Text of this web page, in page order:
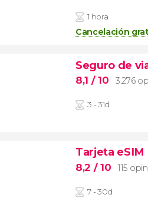
1 hora
Cancelación
Seguro de
8,1 / 10 3.276
3 - 31d
Tarjeta eSIM
8,2 / 10 115
7 - 30d